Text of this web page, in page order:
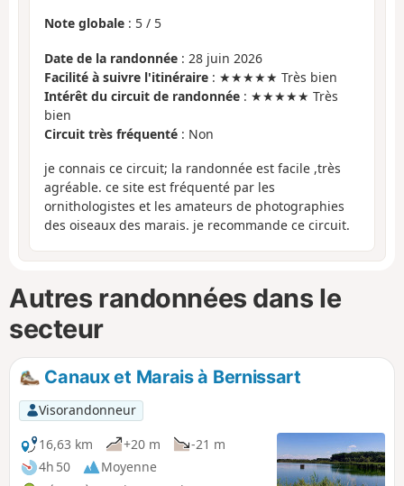
Note globale : 5 / 5
Date de la randonnée : 28 juin 2026
Facilité à suivre l'itinéraire : ★★★★★ Très bien
Intérêt du circuit de randonnée : ★★★★★ Très
bien
Circuit très fréquenté : Non
je connais ce circuit; la randonnée est facile ,très
agréable. ce site est fréquenté par les
ornithologistes et les amateurs de photographies
des oiseaux des marais. je recommande ce circuit.
Autres randonnées dans le
secteur
Canaux et Marais à Bernissart
Visorandonneur
16,63 km
+20 m
-21 m
4h 50
Moyenne